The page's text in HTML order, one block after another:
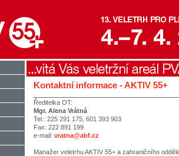
Kontaktní informace - AKTIV 55+
Ředitelka OT:
Mgr. Alena Vrátná
Tel.: 225 291 175, 601 393 903
Fax: 222 891 199
e-mail: vratna@abf.cz
Manažer veletrhu AKTIV 55+ a zahraničního